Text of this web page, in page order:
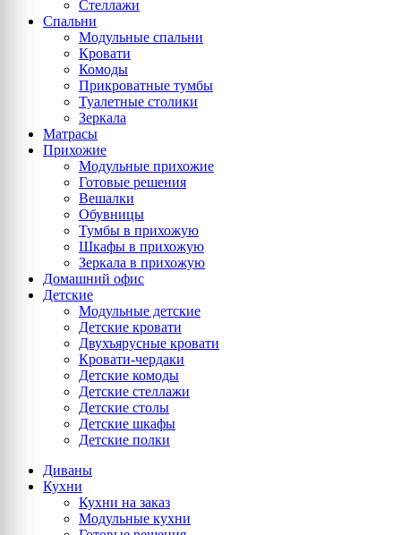
Стеллажи
Спальни
Модульные спальни
Кровати
Комоды
Прикроватные тумбы
Туалетные столики
Зеркала
Матрасы
Прихожие
Модульные прихожие
Готовые решения
Вешалки
Обувницы
Тумбы в прихожую
Шкафы в прихожую
Зеркала в прихожую
Домашний офис
Детские
Модульные детские
Детские кровати
Двухъярусные кровати
Кровати-чердаки
Детские комоды
Детские стеллажи
Детские столы
Детские шкафы
Детские полки
Диваны
Кухни
Кухни на заказ
Модульные кухни